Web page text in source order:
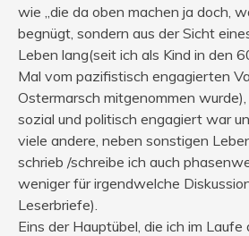
wie „die da oben machen ja doch,
begnügt, sondern aus der Sicht
Leben lang(seit ich als Kind in den
Mal vom pazifistisch engagierten
Ostermarsch mitgenommen
sozial und politisch engagiert war
viele andere, neben sonstigen
schrieb /schreibe ich auch
weniger für irgendwelche
Leserbriefe).
Eins der Hauptübel, die ich im